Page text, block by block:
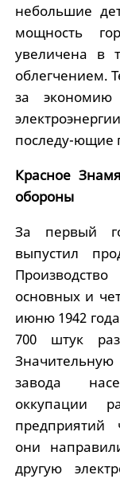
небольшие
мощность
увеличена в
облегчением.
за экономию
последу-ющие
Красное
обороны
За первый
выпустил
основных и
июню 1942
700 штук
завода
оккупации
предприятий
они
другую